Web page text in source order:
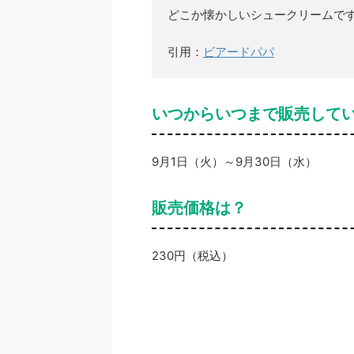
どこか懐かしいシュークリームです
引用： ビアードパパ
いつからいつまで販売して
9月1日（火）～9月30日（水）
販売価格は？
230円（税込）